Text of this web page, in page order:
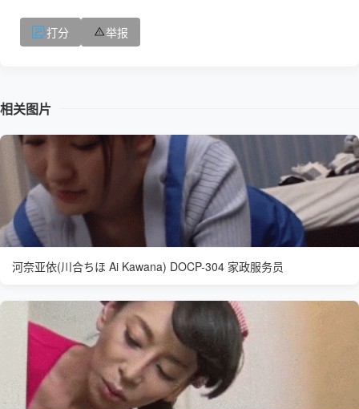
打分 举报
相关图片
河奈亚依(川合ちほ Ai Kawana) DOCP-304 家政服务员